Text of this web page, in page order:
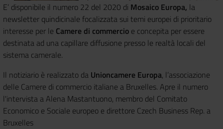
E’ disponibile il numero 22 del 2020 di Mosaico Europa, la
newsletter quindicinale focalizzata sui temi europei di prioritario
interesse per le Camere di commercio e concepita per essere
destinata ad una capillare diffusione presso le realtà locali del
sistema camerale.
Il notiziario è realizzato da Unioncamere Europa, l’associazione
delle Camere di commercio italiane a Bruxelles. Apre il numero
l'intervista a Alena Mastantuono, membro del Comitato
Economico e Sociale europeo e direttore Czech Business Rep. a
Bruxelles